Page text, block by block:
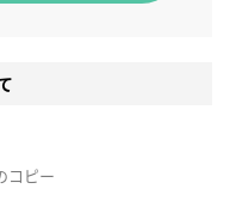
コピー